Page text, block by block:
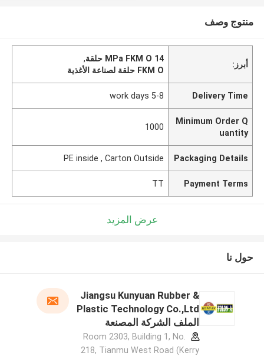
منتوج وصف
أبرز:
14 MPa FKM O حلقة
,
FKM O حلقة لصناعة الأغذية
Delivery Time
5-8 work days
Minimum Order Q
uantity
1000
Packaging Details
PE inside , Carton Outside
Payment Terms
TT
عرض المزيد
حول نا
Jiangsu Kunyuan Rubber &
Plastic Technology Co.,Ltd
الملف الشركة المصنعة
Room 2303, Building 1, No.
218, Tianmu West Road (Kerry